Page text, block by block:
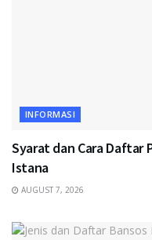
INFORMASI
Syarat dan Cara Daftar
Istana
AUGUST 7, 2026